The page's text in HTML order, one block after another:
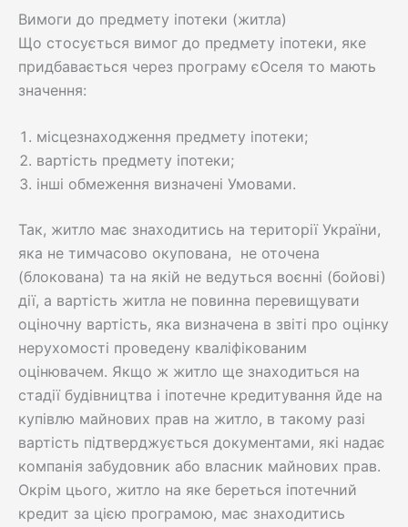
Вимоги до предмету іпотеки (житла)
Що стосується вимог до предмету іпотеки, яке
придбавається через програму єОселя то мають
значення:
місцезнаходження предмету іпотеки;
вартість предмету іпотеки;
інші обмеження визначені Умовами.
Так, житло має знаходитись на території України,
яка не тимчасово окупована, не оточена
(блокована) та на якій не ведуться воєнні (бойові)
дії, а вартість житла не повинна перевищувати
оціночну вартість, яка визначена в звіті про оцінку
нерухомості проведену кваліфікованим
оцінювачем. Якщо ж житло ще знаходиться на
стадії будівництва і іпотечне кредитування йде на
купівлю майнових прав на житло, в такому разі
вартість підтверджується документами, які надає
компанія забудовник або власник майнових прав.
Окрім цього, житло на яке береться іпотечний
кредит за цією програмою, має знаходитись